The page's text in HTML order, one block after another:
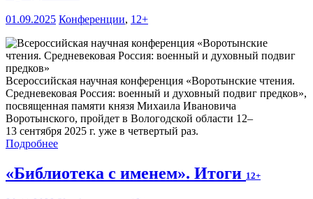
01.09.2025 Конференции, 12+
Всероссийская научная конференция «Воротынские чтения.
Средневековая Россия: военный и духовный подвиг предков»,
посвященная памяти князя Михаила Ивановича
Воротынского, пройдет в Вологодской области 12–
13 сентября 2025 г. уже в четвертый раз.
Подробнее
«Библиотека с именем». Итоги 12+